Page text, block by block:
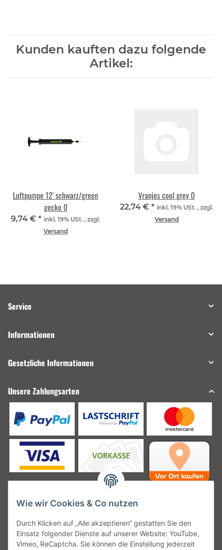
Kunden kauften dazu folgende
Artikel:
Luftpumpe 12' schwarz/green
gecko 0
9,74 € * inkl. 19% USt. , zzgl.
Versand
Vranjes cool grey 0
22,74 € * inkl. 19% USt. , zzgl.
Versand
Service
Informationen
Gesetzliche Informationen
Unsere Zahlungsarten
Unsere Versanddienstleister
Wie wir Cookies & Co nutzen
Durch Klicken auf „Alle akzeptieren“ gestatten Sie den
Einsatz folgender Dienste auf unserer Website: YouTube,
Vimeo, ReCaptcha. Sie können die Einstellung jederzeit